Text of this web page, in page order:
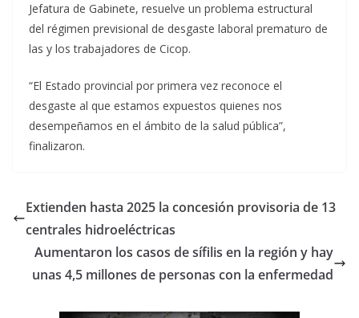
Jefatura de Gabinete, resuelve un problema estructural
del régimen previsional de desgaste laboral prematuro de
las y los trabajadores de Cicop.
“El Estado provincial por primera vez reconoce el
desgaste al que estamos expuestos quienes nos
desempeñamos en el ámbito de la salud pública”,
finalizaron.
Extienden hasta 2025 la concesión provisoria de 13
centrales hidroeléctricas
Aumentaron los casos de sífilis en la región y hay
unas 4,5 millones de personas con la enfermedad